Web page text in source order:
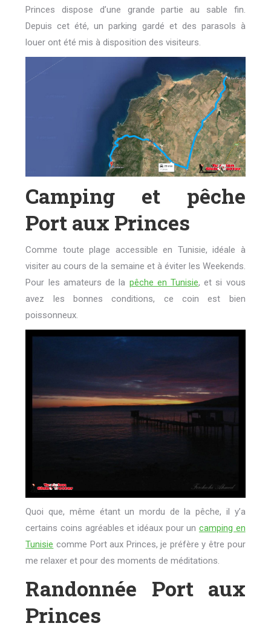
Princes dispose d’une grande partie au sable fin.
Depuis cet été, un parking gardé et des parasols à
louer ont été mis à disposition des visiteurs.
Camping et pêche
Port aux Princes
Comme toute plage accessible en Tunisie, idéale à
visiter au cours de la semaine et à éviter les Weekends.
Pour les amateurs de la pêche en Tunisie, et si vous
avez les bonnes conditions, ce coin est bien
poissonneux.
Quoi que, même étant un mordu de la pêche, il y’a
certains coins agréables et idéaux pour un camping en
Tunisie comme Port aux Princes, je préfère y être pour
me relaxer et pour des moments de méditations.
Randonnée Port aux
Princes